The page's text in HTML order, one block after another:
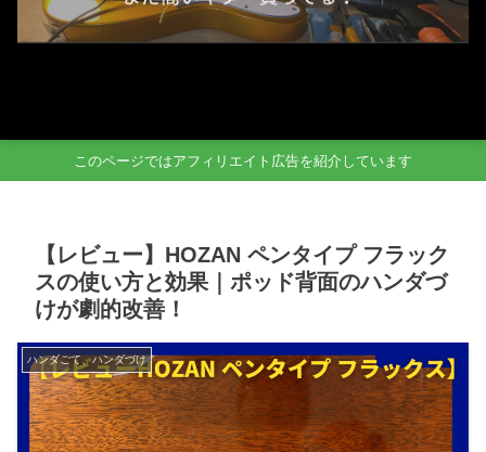
このページではアフィリエイト広告を紹介しています
【レビュー】HOZAN ペンタイプ フラック
スの使い方と効果｜ポッド背面のハンダづ
けが劇的改善！
ハンダごて、ハンダづけ